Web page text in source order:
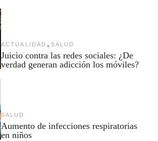
ACTUALIDAD , SALUD
Juicio contra las redes sociales: ¿De
verdad generan adicción los móviles?
SALUD
Aumento de infecciones respiratorias
en niños